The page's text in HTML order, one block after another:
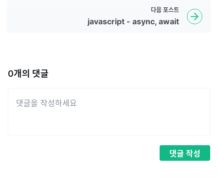
다음 포스트
javascript - async, await
0개의 댓글
댓글 작성